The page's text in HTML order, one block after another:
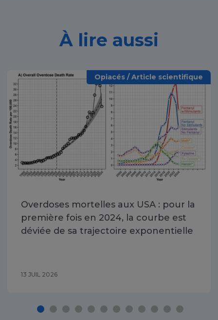
À lire aussi
Opiacés / Article scientifique
Overdoses mortelles aux USA : pour la
première fois en 2024, la courbe est
déviée de sa trajectoire exponentielle
13 JUIL 2026